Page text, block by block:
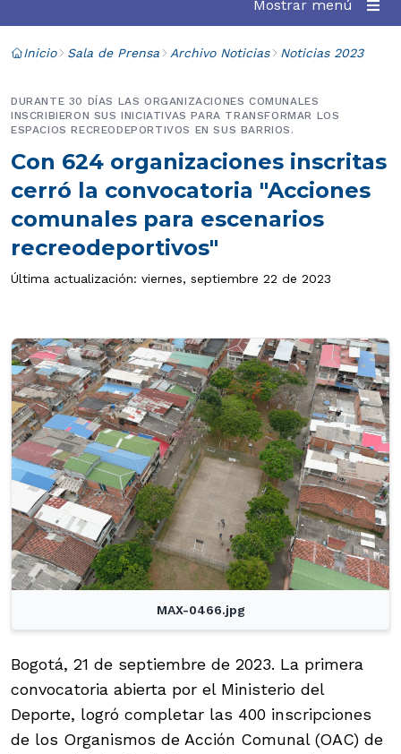
Mostrar menú
Inicio Sala de Prensa Archivo Noticias Noticias 2023
Con 624 organizaciones inscritas
cerró la convocatoria "Acciones
comunales para escenarios
recreodeportivos"
DURANTE 30 DÍAS LAS ORGANIZACIONES COMUNALES
INSCRIBIERON SUS INICIATIVAS PARA TRANSFORMAR LOS
ESPACIOS RECREODEPORTIVOS EN SUS BARRIOS.
Última actualización: viernes, septiembre 22 de 2023
MAX-0466.jpg
Bogotá, 21 de septiembre de 2023. La primera
convocatoria abierta por el Ministerio del
Deporte, logró completar las 400 inscripciones
de los Organismos de Acción Comunal (OAC) de